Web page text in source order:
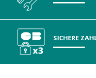
SICHERE